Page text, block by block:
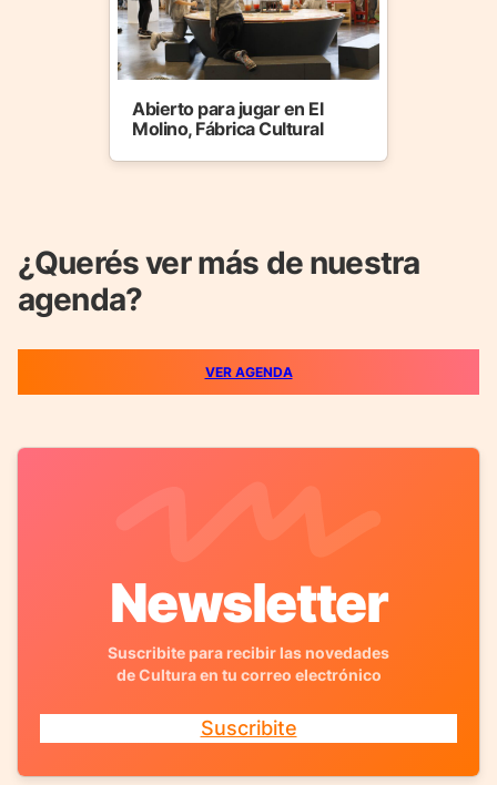
Abierto para jugar en El
Molino, Fábrica Cultural
¿Querés ver más de nuestra
agenda?
VER AGENDA
Newsletter
Suscribite para recibir las novedades
de Cultura en tu correo electrónico
Suscribite